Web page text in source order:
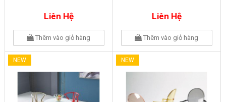
Liên Hệ
Thêm vào giỏ hàng
Liên Hệ
Thêm vào giỏ hàng
NEW NEW